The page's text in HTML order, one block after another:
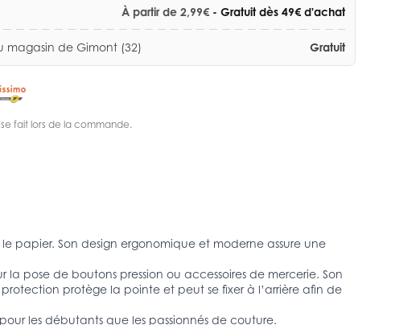
À partir de 2,99€ - Gratuit dès 49€ d'achat
magasin de Gimont (32) Gratuit
fait lors de la commande.
papier. Son design ergonomique et moderne assure une
pose de boutons pression ou accessoires de mercerie. Son
protège la pointe et peut se fixer à l’arrière afin de
les débutants que les passionnés de couture.